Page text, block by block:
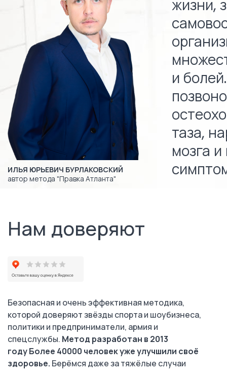
ИЛЬЯ ЮРЬЕВИЧ БУРЛАКОВСКИЙ
автор метода "Правка Атланта"
жизни,
и
таза,
мозга
Нам доверяют
Безопасная и очень эффективная методика,
которой доверяют звёзды спорта и шоубизнеса,
политики и предприниматели, армия и
спецслужбы. Метод разработан в 2013
году Более 40000 человек уже улучшили своё
здоровье. Берёмся даже за тяжёлые случаи